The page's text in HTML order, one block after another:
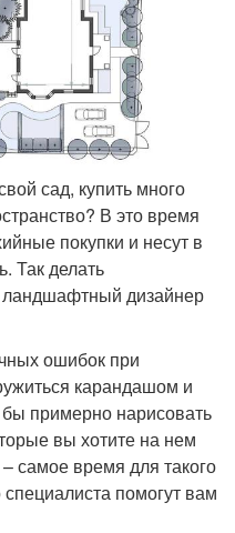
сад, купить много
В это время
покупки и несут в
Так делать
ландшафтный дизайнер
ошибок при
карандашом и
примерно нарисовать
вы хотите на нем
самое время для такого
помогут вам